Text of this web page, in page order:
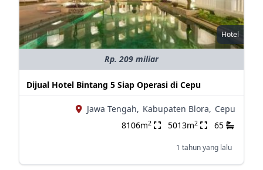
Hotel
Rp. 209 miliar
Dijual Hotel Bintang 5 Siap Operasi di Cepu
Jawa Tengah, Kabupaten Blora, Cepu
8106m2 5013m2 65
1 tahun yang lalu